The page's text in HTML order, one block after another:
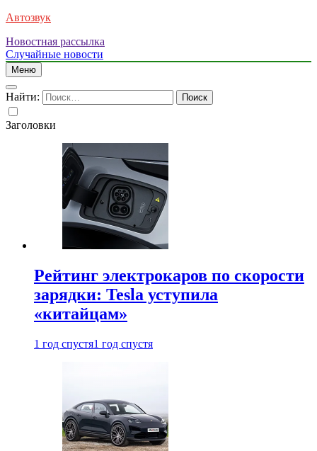
Автозвук
Новостная рассылка
Случайные новости
Меню
Найти:
Заголовки
Рейтинг электрокаров по скорости
зарядки: Tesla уступила
«китайцам»
1 год спустя1 год спустя